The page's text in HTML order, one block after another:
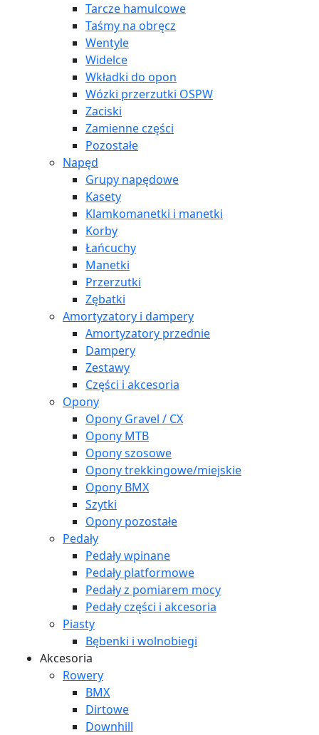
Tarcze hamulcowe
Taśmy na obręcz
Wentyle
Widelce
Wkładki do opon
Wózki przerzutki OSPW
Zaciski
Zamienne części
Pozostałe
Napęd
Grupy napędowe
Kasety
Klamkomanetki i manetki
Korby
Łańcuchy
Manetki
Przerzutki
Zębatki
Amortyzatory i dampery
Amortyzatory przednie
Dampery
Zestawy
Części i akcesoria
Opony
Opony Gravel / CX
Opony MTB
Opony szosowe
Opony trekkingowe/miejskie
Opony BMX
Szytki
Opony pozostałe
Pedały
Pedały wpinane
Pedały platformowe
Pedały z pomiarem mocy
Pedały części i akcesoria
Piasty
Bębenki i wolnobiegi
Akcesoria
Rowery
BMX
Dirtowe
Downhill